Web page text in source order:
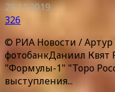
29.11.2019
326
© РИА Новости /
фотобанкДаниил
"Формулы-1" "Торо
выступления...